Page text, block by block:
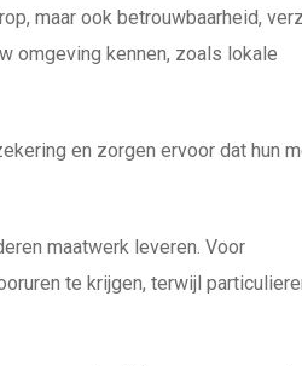
maar ook betrouwbaarheid,
omgeving kennen, zoals lokale
en zorgen ervoor dat hun
maatwerk leveren. Voor
te krijgen, terwijl